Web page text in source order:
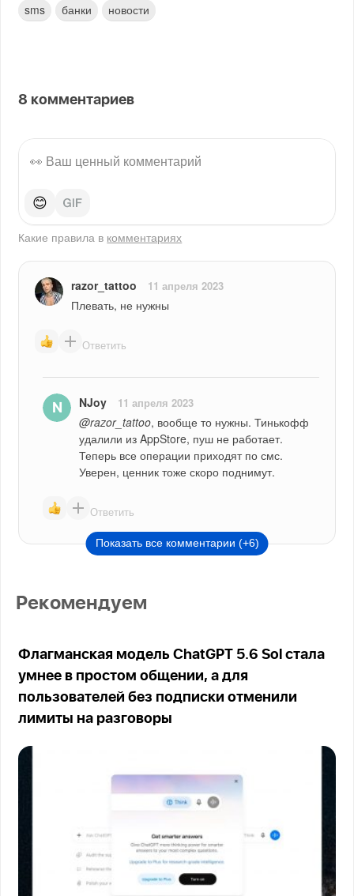
sms банки новости
8 комментариев
😊
Какие правила в комментариях
razor_tattoo 11 апреля 2023
Плевать, не нужны
Ответить
NJoy 11 апреля 2023
@razor_tattoo, вообще то нужны. Тинькофф
удалили из AppStore, пуш не работает.
Теперь все операции приходят по смс.
Уверен, ценник тоже скоро поднимут.
Ответить
Показать все комментарии (+6)
Рекомендуем
Флагманская модель ChatGPT 5.6 Sol стала
умнее в простом общении, а для
пользователей без подписки отменили
лимиты на разговоры